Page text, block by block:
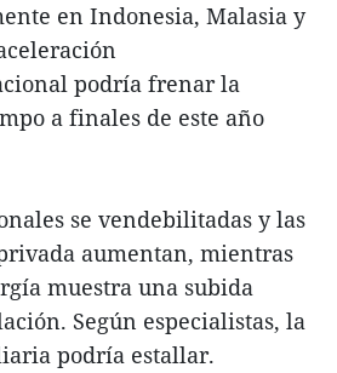
en Indonesia, Malasia y
podría frenar la
a finales de este año
se vendebilitadas y las
aumentan, mientras
muestra una subida
Según especialistas, la
podría estallar.